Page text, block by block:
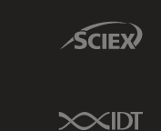
Sciex Link
IDT Link